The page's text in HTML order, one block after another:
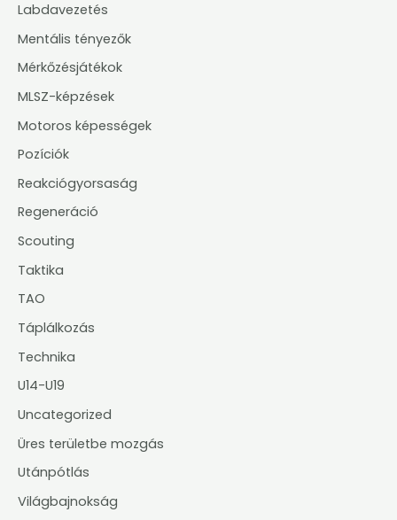
Labdavezetés
Mentális tényezők
Mérkőzésjátékok
MLSZ-képzések
Motoros képességek
Pozíciók
Reakciógyorsaság
Regeneráció
Scouting
Taktika
TAO
Táplálkozás
Technika
U14-U19
Uncategorized
Üres területbe mozgás
Utánpótlás
Világbajnokság